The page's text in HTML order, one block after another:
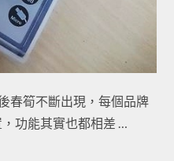
春筍不斷出現，每個品牌
功能其實也都相差 …